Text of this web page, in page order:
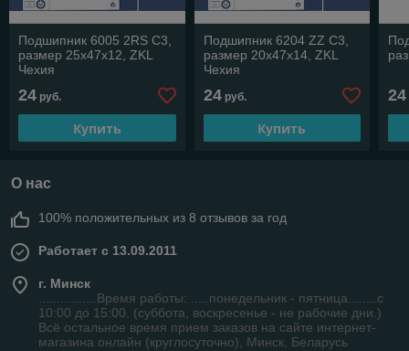
Подшипник 6005 2RS C3,
размер 25х47х12, ZKL
Чехия
24 руб.
Купить
Подшипник 6204 ZZ C3,
размер 20х47х14, ZKL
Чехия
24руб.
Купить
24
О нас
100% положительных из 8 отзывов за год
Работает с 13.09.2011
г. Минск
................Время работы: .....понедельник - пятница........с
10:00 до 15:00. (суббота, воскресенье - не рабочие дни.)
Всё остальное время прием заказов на сайте интернет-
магазина онлайн (круглосуточно), Минск, Беларусь